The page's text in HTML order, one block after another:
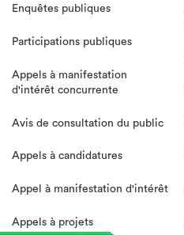
Enquêtes publiques
Participations publiques
Appels à manifestation
d'intérêt concurrente
Avis de consultation du public
Appels à candidatures
Appel à manifestation d'intérêt
Appels à projets